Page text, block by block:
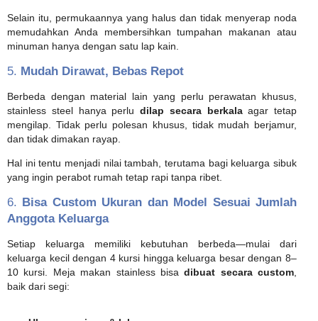
Selain itu, permukaannya yang halus dan tidak menyerap noda
memudahkan Anda membersihkan tumpahan makanan atau
minuman hanya dengan satu lap kain.
5. Mudah Dirawat, Bebas Repot
Berbeda dengan material lain yang perlu perawatan khusus,
stainless steel hanya perlu dilap secara berkalaagar tetap
mengilap. Tidak perlu polesan khusus, tidak mudah berjamur,
dan tidak dimakan rayap.
Hal ini tentu menjadi nilai tambah, terutama bagi keluarga sibuk
yang ingin perabot rumah tetap rapi tanpa ribet.
6. Bisa Custom Ukuran dan Model Sesuai Jumlah
Anggota Keluarga
Setiap keluarga memiliki kebutuhan berbeda—mulai dari
keluarga kecil dengan 4 kursi hingga keluarga besar dengan 8–
10 kursi. Meja makan stainless bisadibuat secara custom
baik dari segi: